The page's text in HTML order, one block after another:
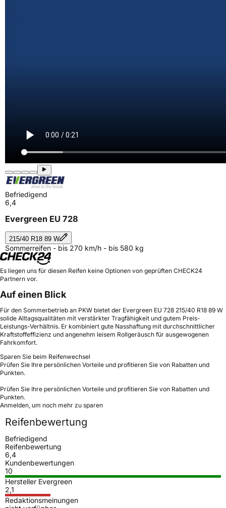
Befriedigend
6,4
Evergreen EU 728
215/40 R18 89 W
Sommerreifen - bis 270 km/h - bis 580 kg
Es liegen uns für diesen Reifen keine Optionen von geprüften CHECK24
Partnern vor.
Auf einen Blick
Für den Sommerbetrieb an PKW bietet der Evergreen EU 728 215/40 R18 89 W
solide Alltagsqualitäten mit verstärkter Tragfähigkeit und gutem Preis-
Leistungs-Verhältnis. Er kombiniert gute Nasshaftung mit durchschnittlicher
Kraftstoffeffizienz und angenehm leisem Rollgeräusch für ausgewogenen
Fahrkomfort.
Sparen Sie beim Reifenwechsel
Prüfen Sie Ihre persönlichen Vorteile und profitieren Sie von Rabatten und
Punkten.
Prüfen Sie Ihre persönlichen Vorteile und profitieren Sie von Rabatten und
Punkten.
Anmelden, um noch mehr zu sparen
Reifenbewertung
Befriedigend
Reifenbewertung
6,4
Kundenbewertungen
10
Hersteller Evergreen
2,1
Redaktionsmeinungen